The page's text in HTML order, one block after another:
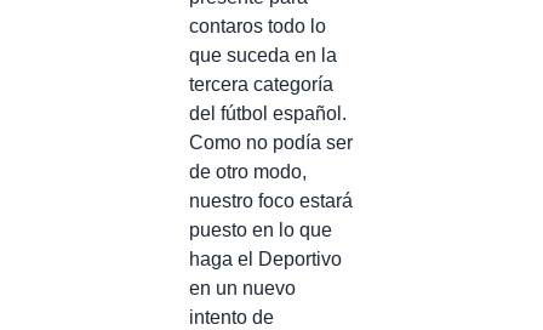
contaros todo lo
que suceda en la
tercera categoría
del fútbol español.
Como no podía ser
de otro modo,
nuestro foco estará
puesto en lo que
haga el Deportivo
en un nuevo
intento de